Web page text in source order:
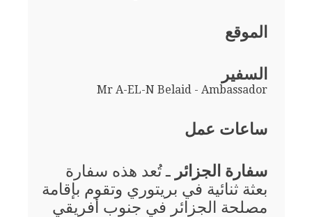
الموقع
السفير
Mr A-EL-N Belaid - Ambassador
ساعات عمل
سفارة الجزائر ـ تُعد هذه سفارة
بعثة ثنائية في بريتوري وتقوم بإقامة
مصلحة الجزائر في جنوب أفريقي